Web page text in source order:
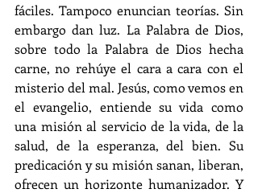
fáciles. Tampoco enuncian teorías. Sin
embargo dan luz. La Palabra de Dios,
sobre todo la Palabra de Dios hecha
carne, no rehúye el cara a cara con el
misterio del mal. Jesús, como vemos en
el evangelio, entiende su vida como
una misión al servicio de la vida, de la
salud, de la esperanza, del bien. Su
predicación y su misión sanan, liberan,
ofrecen un horizonte humanizador. Y